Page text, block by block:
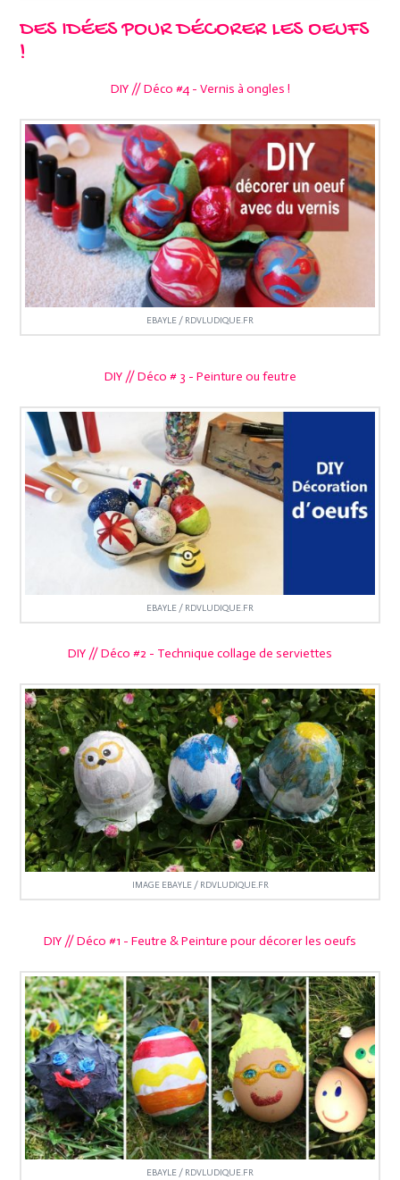
DES IDÉES POUR DÉCORER LES OEUFS
!
DIY // Déco #4 - Vernis à ongles !
EBAYLE / RDVLUDIQUE.FR
DIY // Déco # 3 - Peinture ou feutre
EBAYLE / RDVLUDIQUE.FR
DIY // Déco #2 - Technique collage de serviettes
IMAGE EBAYLE / RDVLUDIQUE.FR
DIY // Déco #1 - Feutre & Peinture pour décorer les oeufs
EBAYLE / RDVLUDIQUE.FR